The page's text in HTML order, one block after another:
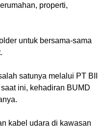
properti,
untuk bersama-sama
satunya melalui PT BII
ini, kehadiran BUMD
kabel udara di kawasan